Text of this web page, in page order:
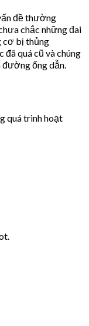
đề thường
chắc những đai
cơ bị thủng
quá cũ và chúng
đường ống dẫn.
quá trình hoạt